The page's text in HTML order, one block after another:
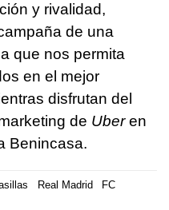
y rivalidad,
de una
que nos permita
en el mejor
disfrutan del
de Uberen
Benincasa.
Real Madrid
FC